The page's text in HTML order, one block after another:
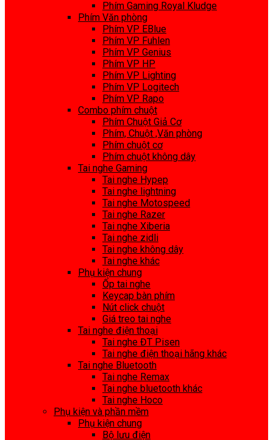
Phím Gaming Royal Kludge
Phím Văn phòng
Phím VP EBlue
Phím VP Fuhlen
Phím VP Genius
Phím VP HP
Phím VP Lighting
Phím VP Logitech
Phím VP Rapo
Combo phím chuột
Phím Chuột Giả Cơ
Phím, Chuột ,Văn phòng
Phím chuột cơ
Phím chuột không dây
Tai nghe Gaming
Tai nghe Hypep
Tai nghe lightning
Tai nghe Motospeed
Tai nghe Razer
Tai nghe Xiberia
Tai nghe zidli
Tai nghe không dây
Tai nghe khác
Phụ kiện chung
Ốp tai nghe
Keycap bàn phím
Nút click chuột
Giá treo tai nghe
Tai nghe điện thoại
Tai nghe ĐT Pisen
Tai nghe điện thoại hãng khác
Tai nghe Bluetooth
Tai nghe Remax
Tai nghe bluetooth khác
Tai nghe Hoco
Phụ kiện và phần mềm
Phụ kiện chung
Bộ lưu điện